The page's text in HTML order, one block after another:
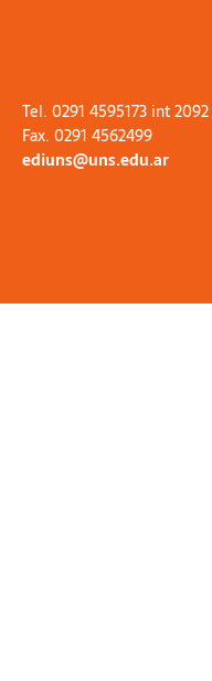
Tel. 0291 4595173 int 2092
Fax. 0291 4562499
ediuns@uns.edu.ar